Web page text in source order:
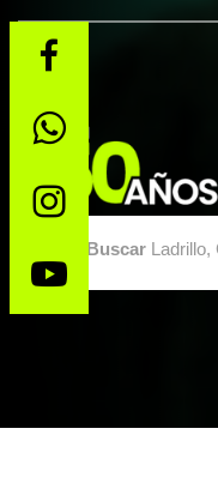
BuscarLadrillo,